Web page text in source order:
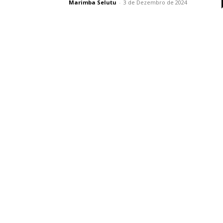
Marimba Selutu - 3 de Dezembro de 2024